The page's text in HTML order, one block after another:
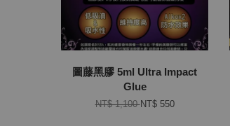
圖藤黑膠 5ml Ultra Impact
Glue
NT$ 1,100NT$ 550